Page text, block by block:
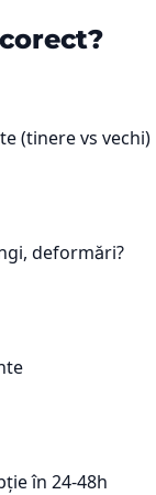
(tinere vs vechi)
deformări?
în 24-48h